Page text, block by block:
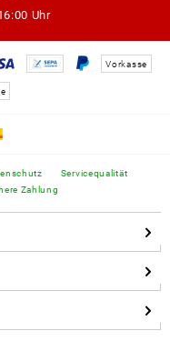
Uhr
Vorkasse
Zahlung
Servicequalität